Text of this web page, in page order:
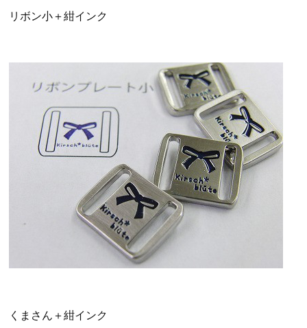
リボン小＋紺インク
くまさん＋紺インク